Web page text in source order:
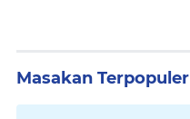
Masakan Terpopuler